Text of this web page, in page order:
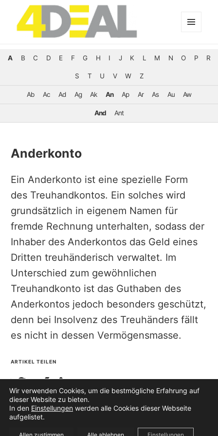
A B C D E F G H I J K L M N O P R
S T U V W Z
Ab Ac Ad Ag Ak An Ap Ar As Au Aw
And Ant
Anderkonto
Ein Anderkonto ist eine spezielle Form
des Treuhandkontos. Ein solches wird
grundsätzlich in eigenem Namen für
fremde Rechnung unterhalten, sodass der
Inhaber des Anderkontos das Geld eines
Dritten treuhänderisch verwaltet. Im
Unterschied zum gewöhnlichen
Treuhandkonto ist das Guthaben des
Anderkontos jedoch besonders geschützt,
denn bei Insolvenz des Treuhänders fällt
es nicht in dessen Vermögensmasse.
ARTIKEL TEILEN
Wir verwenden Cookies, um die bestmögliche Erfahrung auf
dieser Website zu bieten.
In den Einstellungen werden alle Cookies dieser Webseite
aufgelistet.